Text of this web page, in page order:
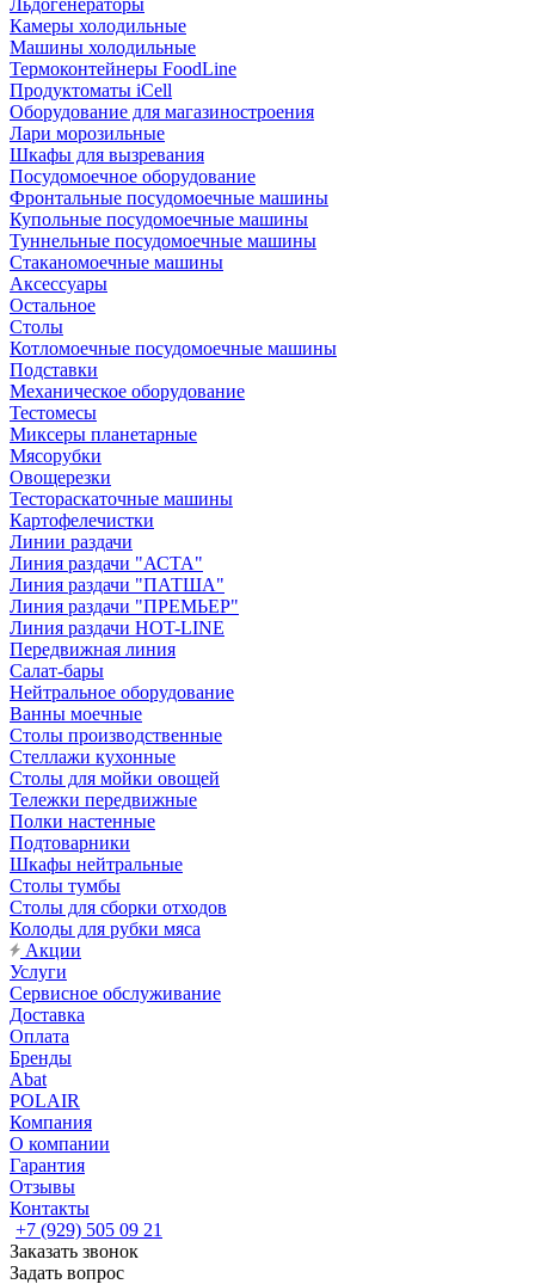
Льдогенераторы
Камеры холодильные
Машины холодильные
Термоконтейнеры FoodLine
Продуктоматы iCell
Оборудование для магазиностроения
Лари морозильные
Шкафы для вызревания
Посудомоечное оборудование
Фронтальные посудомоечные машины
Купольные посудомоечные машины
Туннельные посудомоечные машины
Стаканомоечные машины
Аксессуары
Остальное
Столы
Котломоечные посудомоечные машины
Подставки
Механическое оборудование
Тестомесы
Миксеры планетарные
Мясорубки
Овощерезки
Тестораскаточные машины
Картофелечистки
Линии раздачи
Линия раздачи "АСТА"
Линия раздачи "ПАТША"
Линия раздачи "ПРЕМЬЕР"
Линия раздачи HOT-LINE
Передвижная линия
Салат-бары
Нейтральное оборудование
Ванны моечные
Столы производственные
Стеллажи кухонные
Столы для мойки овощей
Тележки передвижные
Полки настенные
Подтоварники
Шкафы нейтральные
Столы тумбы
Столы для сборки отходов
Колоды для рубки мяса
Акции
Услуги
Сервисное обслуживание
Доставка
Оплата
Бренды
Abat
POLAIR
Компания
О компании
Гарантия
Отзывы
Контакты
+7 (929) 505 09 21
Заказать звонок
Задать вопрос